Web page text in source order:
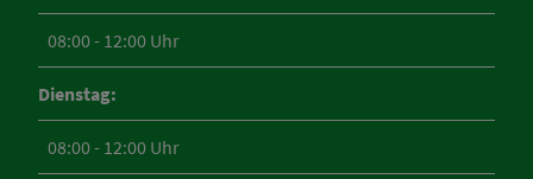
08:00 - 12:00 Uhr
Dienstag:
08:00 - 12:00 Uhr